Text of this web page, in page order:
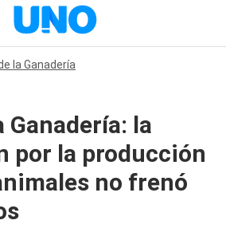
la Ganadería
Ganadería: la
por la producción
no frenó